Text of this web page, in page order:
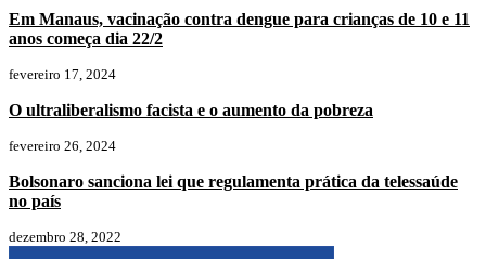
Em Manaus, vacinação contra dengue para crianças de 10 e 11
anos começa dia 22/2
fevereiro 17, 2024
O ultraliberalismo facista e o aumento da pobreza
fevereiro 26, 2024
Bolsonaro sanciona lei que regulamenta prática da telessaúde
no país
dezembro 28, 2022